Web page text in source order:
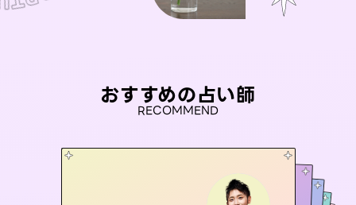
おすすめの占い師
RECOMMEND